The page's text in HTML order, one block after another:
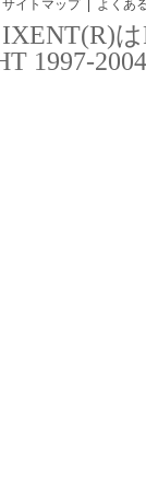
サイトマップ よくあ
IXENT(R)
1997-